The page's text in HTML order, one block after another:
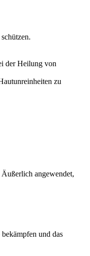
der Heilung von
zu
angewendet,
und das